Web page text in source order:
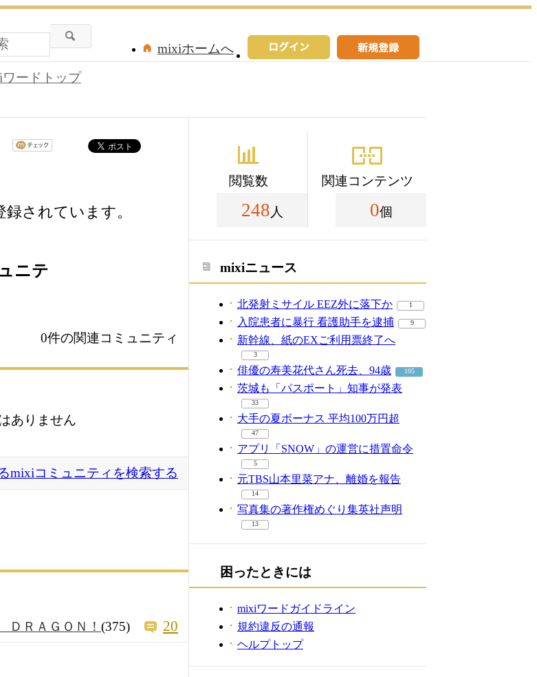
mixiホームへ
ードトップ
されています。
ニテ
0件の関連コミュニティ
ありません
mixiコミュニティを検索する
ＲＡＧＯＮ！ (375) 20
閲覧数
248 人
関連コンテンツ
0個
mixiニュース
北発射ミサイル EEZ外に落下か 1
入院患者に暴行 看護助手を逮捕 9
新幹線、紙のEXご利用票終了へ
3
俳優の寿美花代さん死去、94歳 105
茨城も「パスポート」知事が発表
33
大手の夏ボーナス 平均100万円超
47
アプリ「SNOW」の運営に措置命令
5
元TBS山本里菜アナ、離婚を報告
14
写真集の著作権めぐり集英社声明
13
困ったときには
mixiワードガイドライン
規約違反の通報
ヘルプトップ